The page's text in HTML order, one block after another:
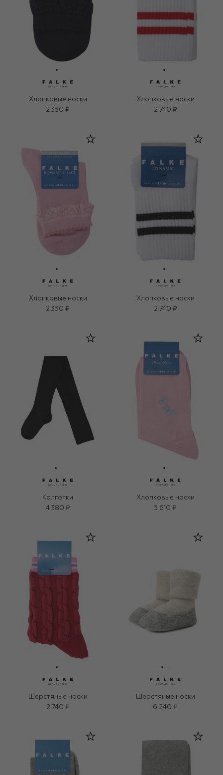
Хлопковые носки
2 350 ₽
Хлопковые носки
2 740 ₽
Хлопковые носки
2 350 ₽
Хлопковые носки
2 740 ₽
Колготки
4 380 ₽
Хлопковые носки
5 610 ₽
Шерстяные носки
2 740 ₽
Шерстяные носки
6 240 ₽